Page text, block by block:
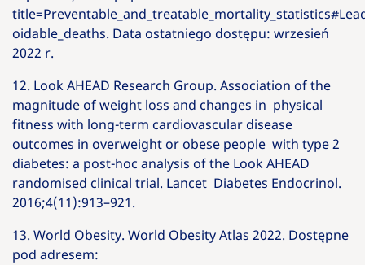
oidable_deaths. Data ostatniego dostępu: wrzesień
2022 r.
12. Look AHEAD Research Group. Association of the
magnitude of weight loss and changes in physical
fitness with long-term cardiovascular disease
outcomes in overweight or obese people with type 2
diabetes: a post-hoc analysis of the Look AHEAD
randomised clinical trial. Lancet Diabetes Endocrinol.
2016;4(11):913–921.
13. World Obesity. World Obesity Atlas 2022. Dostępne
pod adresem: